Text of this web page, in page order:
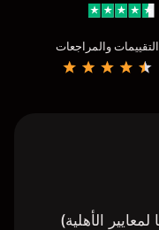
التقييمات والمراجعات